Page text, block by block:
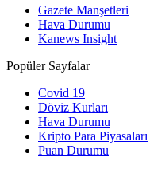
Gazete Manşetleri
Hava Durumu
Kanews Insight
Popüler Sayfalar
Covid 19
Döviz Kurları
Hava Durumu
Kripto Para Piyasaları
Puan Durumu